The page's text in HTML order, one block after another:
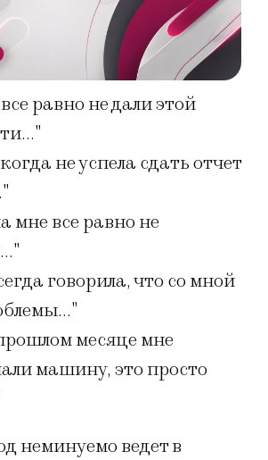
равно не дали этой
не успела сдать отчет
мне все равно не
говорила, что со мной
месяце мне
машину, это просто
неминуемо ведет в